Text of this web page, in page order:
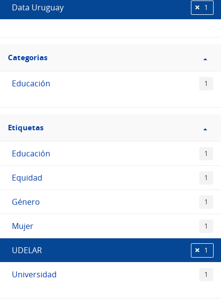
Data Uruguay 1
Filtro
Categorias
Categorias
Educación 1
Filtro
Etiquetas
Etiquetas
Educación 1
Equidad 1
Género 1
Mujer 1
UDELAR 1
Universidad 1